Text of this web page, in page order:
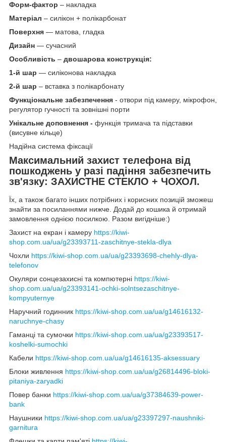
Форм-фактор – накладка
Матеріал – силікон + полікарбонат
Поверхня — матова, гладка
Дизайн — сучасний
Особливість – двошарова конструкція:
1-й шар — силіконова накладка
2-й шар – вставка з полікарбонату
Функціональне забезпечення - отвори під камеру, мікрофон,
регулятор гучності та зовнішні порти
Унікальне доповнення - функція тримача та підставки
(висувне кільце)
Надійна система фіксації
Максимальний захист телефона від
пошкоджень у разі падіння забезпечить
зв'язку: ЗАХИСТНЕ СТЕКЛО + ЧОХОЛ.
Їх, а також багато інших потрібних і корисних позицій зможеш
знайти за посиланнями нижче. Додай до кошика й отримай
замовлення однією посилкою. Разом вигідніше:)
Захист на екран і камеру https://kiwi-
shop.com.ua/ua/g23393711-zaschitnye-stekla-dlya
Чохли https://kiwi-shop.com.ua/ua/g23393698-chehly-dlya-
telefonov
Окуляри сонцезахисні та компютерні https://kiwi-
shop.com.ua/ua/g23393141-ochki-solntsezaschitnye-
kompyuternye
Наручний годинник https://kiwi-shop.com.ua/ua/g14616132-
naruchnye-chasy
Гаманці та сумочки https://kiwi-shop.com.ua/ua/g23393517-
koshelki-sumochki
Кабели https://kiwi-shop.com.ua/ua/g14616135-aksessuary
Блоки живлення https://kiwi-shop.com.ua/ua/g26814496-bloki-
pitaniya-zaryadki
Повер банки https://kiwi-shop.com.ua/ua/g37384639-power-
bank
Наушники https://kiwi-shop.com.ua/ua/g23397297-naushniki-
garnitura